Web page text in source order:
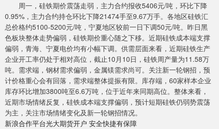
周一，硅铁期价震荡走弱，主力合约报收5406元/吨，环比下降
0.95%，主力合约持仓环比下降21474手至9.67万手。各地区硅铁汇
总价格约5100-5200元/吨，宁夏地区较前一日下调50元/吨。昨日黑
色板块整体走势偏弱，硅铁期价重心随之下移。近期硅铁成本端支撑
偏弱，青海、宁夏电价均有小幅下调。供需层面来看，近期硅铁生产
企业开工率仍处于相对高位，截止10月10日，硅铁周产量为11.58万
吨。需求端，钢材需求偏弱，金属镁需求尚可。关注新一轮钢招，预
计价格重心会有回落，需求端整体提振有限。库存端，60家样本企业
库存环比增加3800吨至6.6万吨，位于近年来同期高位。整体来看，
近期市场情绪反复，硅铁成本端支撑偏弱，预计短期硅铁仍弱势震荡
为主，关注市场情绪变化及新一轮钢招情况。
新浪合作平台光大期货开户 安全快捷有保障